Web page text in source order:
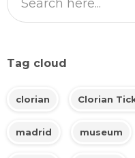
Tag cloud
clorian Clorian
madrid museum